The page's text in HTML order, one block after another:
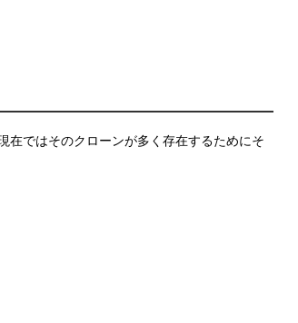
在ではそのクローンが多く存在するためにそ